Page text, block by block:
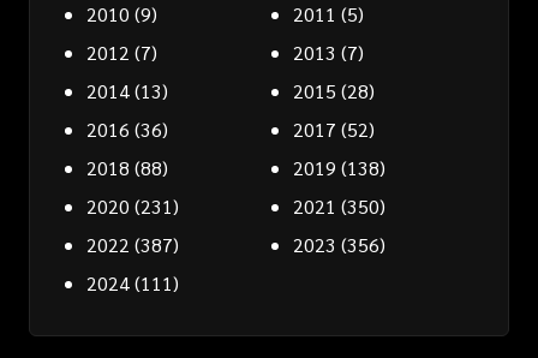
2010 (9) 2011 (5)
2012 (7) 2013 (7)
2014(13) 2015 (28)
2016 (36) 2017 (52)
2018 (88) 2019 (138)
2020 (231) 2021 (350)
2022 (387) 2023 (356)
2024(111)